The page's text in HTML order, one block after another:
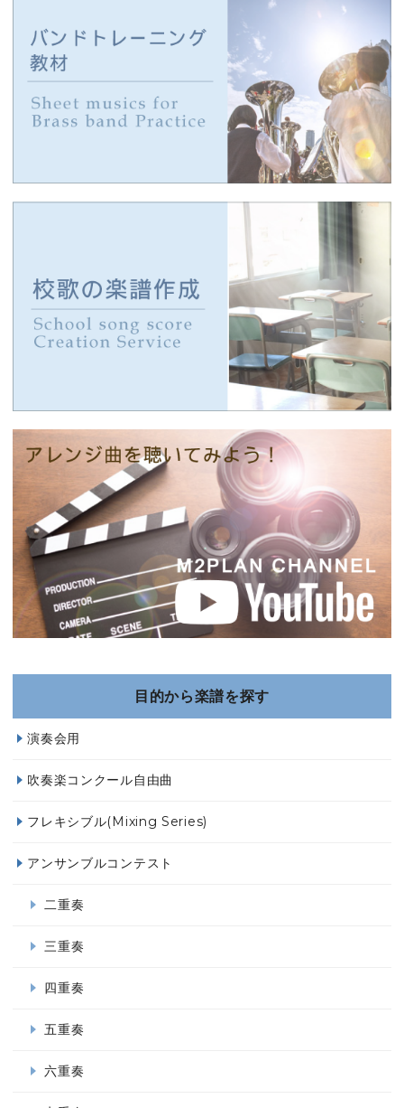
目的から楽譜を探す
演奏会用
吹奏楽コンクール自由曲
フレキシブル(Mixing Series)
アンサンブルコンテスト
二重奏
三重奏
四重奏
五重奏
六重奏